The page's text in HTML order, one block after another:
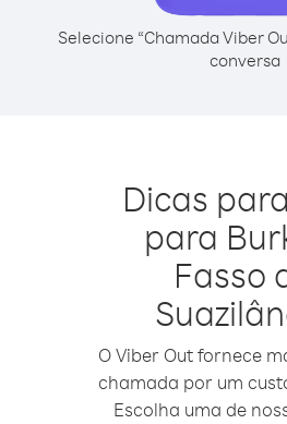
Selecione “Chamada Viber
conversa
Dicas
para
Fasso
O Viber Out fornece
chamada por um
Escolha uma de